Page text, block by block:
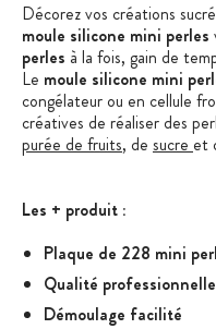
Décorez vos créations
moule silicone mini perles
perles à la fois, gain de
Le moule silicone mini
congélateur ou en cellule
créatives de réaliser des
purée de fruits, de sucre et
Les + produit :
Plaque de 228 mini
Qualité professionnelle
Démoulage facilité